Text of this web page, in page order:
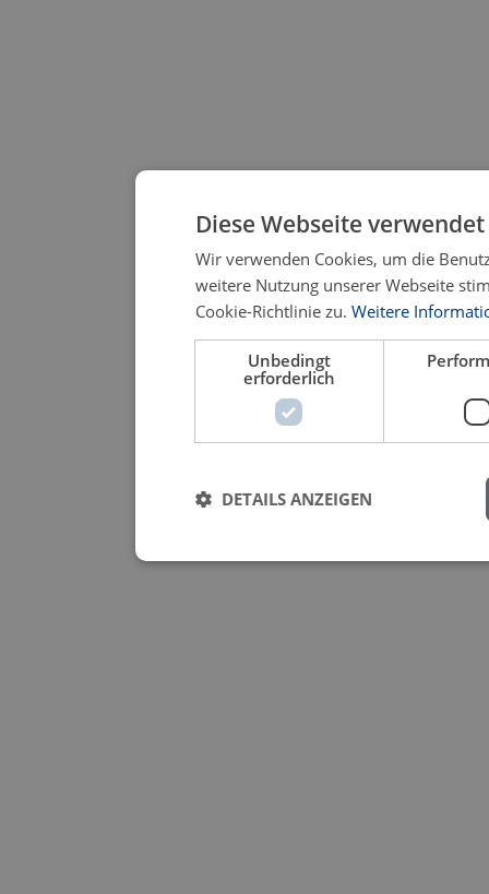
Diese Webseite
Wir verwenden Cookies, um die
weitere Nutzung unserer Webseite
Cookie-Richtlinie zu. Weitere
Unbedingt
erforderlich
DETAILS ANZEIGEN